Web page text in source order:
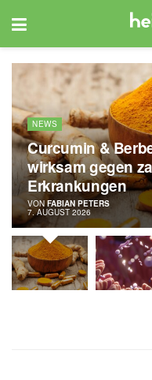
NEWS
Curcumin &
wirksam gegen
Erkrankungen
VONFABIAN PETERS
7. AUGUST 2026